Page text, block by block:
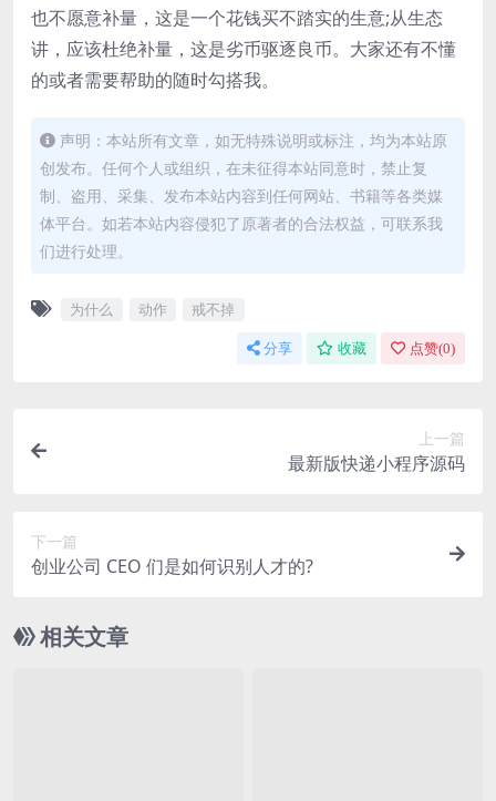
也不愿意补量，这是一个花钱买不踏实的生意;从生态
讲，应该杜绝补量，这是劣币驱逐良币。大家还有不懂
的或者需要帮助的随时勾搭我。
声明：本站所有文章，如无特殊说明或标注，均为本站原
创发布。任何个人或组织，在未征得本站同意时，禁止复
制、盗用、采集、发布本站内容到任何网站、书籍等各类媒
体平台。如若本站内容侵犯了原著者的合法权益，可联系我
们进行处理。
为什么 动作 戒不掉
分享 收藏 点赞(0)
上一篇
最新版快递小程序源码
下一篇
创业公司 CEO 们是如何识别人才的?
相关文章